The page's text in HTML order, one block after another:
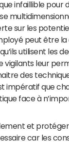
infaillible
sur les
peut être la
utilisent les
vigilants leur
des
impératif que
face à
et
car les